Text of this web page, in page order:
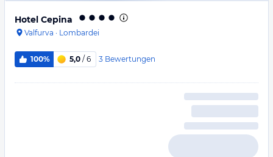
Hotel Cepina
Valfurva · Lombardei
100% 5,0 / 6 3 Bewertungen